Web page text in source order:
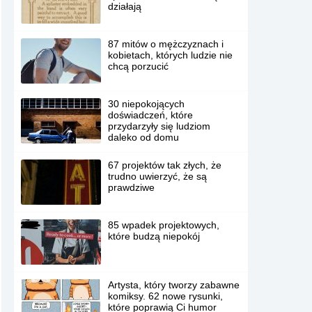
działają
87 mitów o mężczyznach i
kobietach, których ludzie nie
chcą porzucić
30 niepokojących
doświadczeń, które
przydarzyły się ludziom
daleko od domu
67 projektów tak złych, że
trudno uwierzyć, że są
prawdziwe
85 wpadek projektowych,
które budzą niepokój
Artysta, który tworzy zabawne
komiksy. 62 nowe rysunki,
które poprawią Ci humor